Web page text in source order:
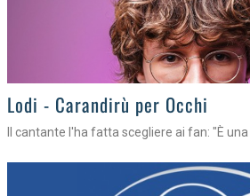
Lodi - Carandirù per Occhi
Il cantante l'ha fatta scegliere ai fan: "È